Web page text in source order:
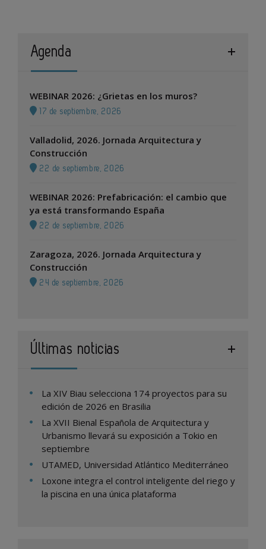
Agenda
WEBINAR 2026: ¿Grietas en los muros?
17 de septiembre, 2026
Valladolid, 2026. Jornada Arquitectura y
Construcción
22 de septiembre, 2026
WEBINAR 2026: Prefabricación: el cambio que
ya está transformando España
22 de septiembre, 2026
Zaragoza, 2026. Jornada Arquitectura y
Construcción
24 de septiembre, 2026
Últimas noticias
La XIV Biau selecciona 174 proyectos para su
edición de 2026 en Brasilia
La XVII Bienal Española de Arquitectura y
Urbanismo llevará su exposición a Tokio en
septiembre
UTAMED, Universidad Atlántico Mediterráneo
Loxone integra el control inteligente del riego y
la piscina en una única plataforma